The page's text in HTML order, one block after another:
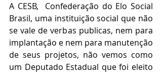
A CESB,  Confederação do Elo Social
Brasil, uma instituição social que não
se vale de verbas publicas, nem para
implantação e nem para manutenção
de seus projetos, não vemos como
um Deputado Estadual que foi eleito